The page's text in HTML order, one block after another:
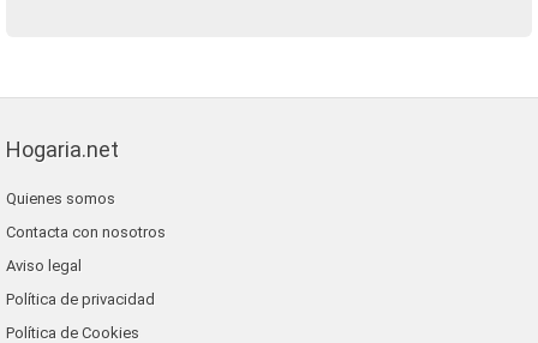
grupo extra
gilmar
alfa su nuevo hogar
Hogaria.net
Quienes somos
Contacta con nosotros
Aviso legal
Política de privacidad
Política de Cookies